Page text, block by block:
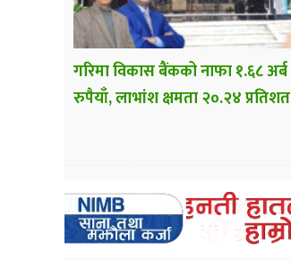
गरिमा विकास बैंकको नाफा १.६८ अर्ब
रुपैयाँ, लाभांश क्षमता २०.२४ प्रतिशत